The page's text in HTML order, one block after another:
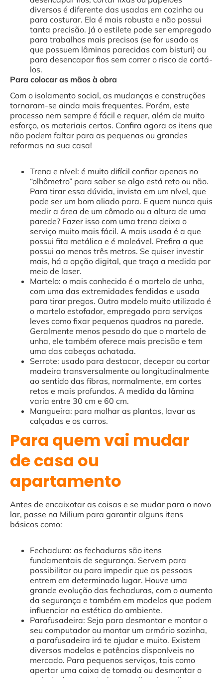
diversos é diferente das usadas em cozinha ou
para costurar. Ela é mais robusta e não possui
tanta precisão. Já o estilete pode ser empregado
para trabalhos mais precisos (se for usado os
que possuem lâminas parecidas com bisturi) ou
para desencapar fios sem correr o risco de cortá-
los.
Para colocar as mãos à obra
Com o isolamento social, as mudanças e construções
tornaram-se ainda mais frequentes. Porém, este
processo nem sempre é fácil e requer, além de muito
esforço, os materiais certos. Confira agora os itens que
não podem faltar para as pequenas ou grandes
reformas na sua casa!
Trena e nível: é muito difícil confiar apenas no
“olhômetro” para saber se algo está reto ou não.
Para tirar essa dúvida, invista em um nível, que
pode ser um bom aliado para. E quem nunca quis
medir a área de um cômodo ou a altura de uma
parede? Fazer isso com uma trena deixa o
serviço muito mais fácil. A mais usada é a que
possui fita metálica e é maleável. Prefira a que
possui ao menos três metros. Se quiser investir
mais, há a opção digital, que traça a medida por
meio de laser.
Martelo: o mais conhecido é o martelo de unha,
com uma das extremidades fendidas e usada
para tirar pregos. Outro modelo muito utilizado é
o martelo estofador, empregado para serviços
leves como fixar pequenos quadros na parede.
Geralmente menos pesado do que o martelo de
unha, ele também oferece mais precisão e tem
uma das cabeças achatada.
Serrote: usado para destacar, decepar ou cortar
madeira transversalmente ou longitudinalmente
ao sentido das fibras, normalmente, em cortes
retos e mais profundos. A medida da lâmina
varia entre 30 cm e 60 cm.
Mangueira: para molhar as plantas, lavar as
calçadas e os carros.
Para quem vai mudar
de casa ou
apartamento
Antes de encaixotar as coisas e se mudar para o novo
lar, passe na Milium para garantir alguns itens
básicos como:
Fechadura: as fechaduras são itens
fundamentais de segurança. Servem para
possibilitar ou para impedir que as pessoas
entrem em determinado lugar. Houve uma
grande evolução das fechaduras, com o aumento
da segurança e também em modelos que podem
influenciar na estética do ambiente.
Parafusadeira: Seja para desmontar e montar o
seu computador ou montar um armário sozinha,
a parafusadeira irá te ajudar e muito. Existem
diversos modelos e potências disponíveis no
mercado. Para pequenos serviços, tais como
apertar uma caixa de tomada ou desmontar o